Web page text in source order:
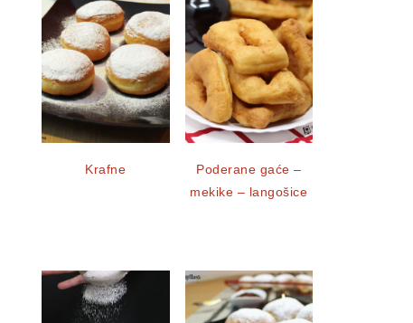
Krafne
Poderane gaće –
mekike – langošice